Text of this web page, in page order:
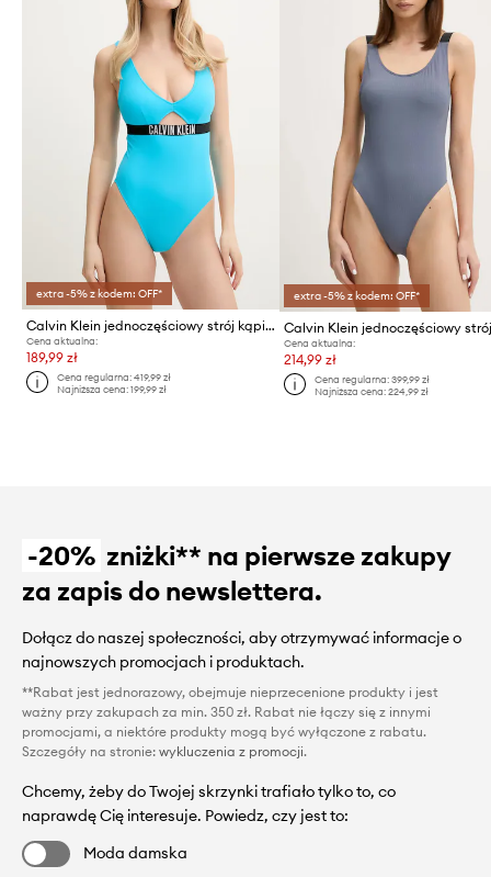
extra -5% z kodem: OFF*
Calvin Klein jednoczęściowy strój kąpielowy
Cena aktualna:
189,99 zł
Cena regularna:419,99 zł
Najniższa cena:199,99 zł
extra -5% z kodem: OFF*
Cena aktualna:
214,99 zł
Cena regularna: 399,99 zł
Najniższa cena: 224,99 zł
-20% zniżki** na pierwsze zakupy
za zapis do newslettera.
Dołącz do naszej społeczności, aby otrzymywać informacje o
najnowszych promocjach i produktach.
**Rabat jest jednorazowy, obejmuje nieprzecenione produkty i jest
ważny przy zakupach za min. 350 zł. Rabat nie łączy się z innymi
promocjami, a niektóre produkty mogą być wyłączone z rabatu.
Szczegóły na stronie: wykluczenia z promocji.
Chcemy, żeby do Twojej skrzynki trafiało tylko to, co
naprawdę Cię interesuje. Powiedz, czy jest to:
Moda damska